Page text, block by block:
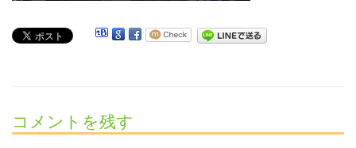
コメントを残す